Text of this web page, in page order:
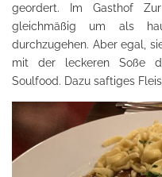
geordert. Im Gasthof
gleichmäßig um als
durchzugehen. Aber egal,
mit der leckeren Soße
Soulfood. Dazu saftiges